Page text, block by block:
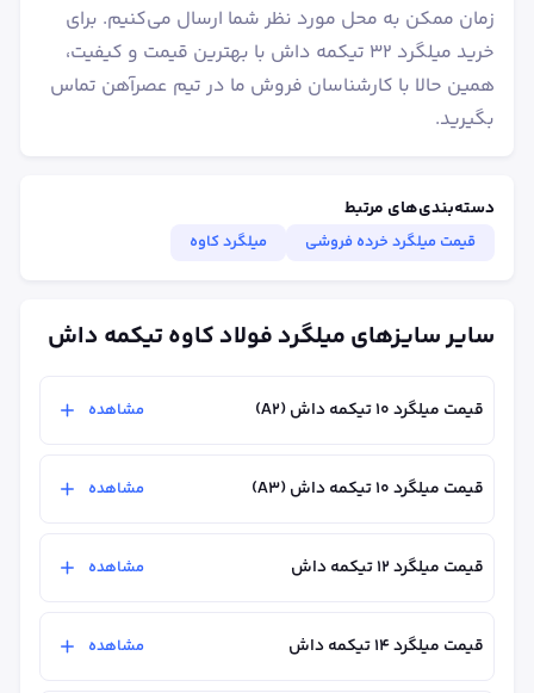
زمان ممکن به محل مورد نظر شما ارسال می‌کنیم. برای
خرید میلگرد ۳۲ تیکمه داش با بهترین قیمت و کیفیت،
همین حالا با کارشناسان فروش ما در تیم عصرآهن تماس
بگیرید.
دسته‌بندی‌های مرتبط
قیمت میلگرد خرده فروشی میلگرد کاوه
سایر سایزهای میلگرد فولاد کاوه تیکمه داش
قیمت میلگرد ۱۰ تیکمه داش (A2) مشاهده
قیمت میلگرد ۱۰ تیکمه داش (A3) مشاهده
قیمت میلگرد ۱۲ تیکمه داش مشاهده
قیمت میلگرد ۱۴ تیکمه داش مشاهده